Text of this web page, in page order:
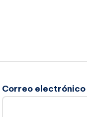
Correo electrónico